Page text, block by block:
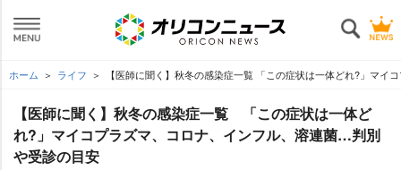
ホーム ライフ 【医師に聞く】秋冬の感染症一覧 「この症状は一体どれ?」マ
【医師に聞く】秋冬の感染症一覧 「この症状は一体ど
れ?」マイコプラズマ、コロナ、インフル、溶連菌…判別
受診の目安